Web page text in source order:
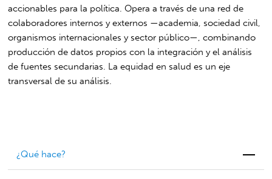
accionables para la política. Opera a través de una red de
colaboradores internos y externos —academia, sociedad civil,
organismos internacionales y sector público—, combinando
producción de datos propios con la integración y el análisis
de fuentes secundarias. La equidad en salud es un eje
transversal de su análisis.
¿Qué hace?